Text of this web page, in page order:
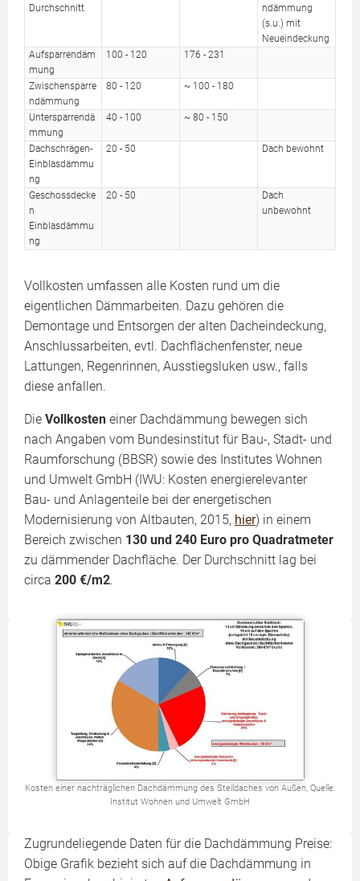
Durchschnitt
ndämmung
(s.u.) mit
Neueindeckung
Aufsparrendäm
mung
100 - 120 176 - 231
Zwischensparre
ndämmung
80 - 120 ~ 100 - 180
Untersparrendä
mmung
40 - 100 ~ 80 - 150
Dachschrägen-
Einblasdämmu
ng
20 - 50 Dach bewohnt
Geschossdecke
n
Einblasdämmu
ng
20 - 50
Dach
unbewohnt
Vollkosten umfassen alle Kosten rund um die
eigentlichen Dämmarbeiten. Dazu gehören die
Demontage und Entsorgen der alten Dacheindeckung,
Anschlussarbeiten, evtl. Dachflächenfenster, neue
Lattungen, Regenrinnen, Ausstiegsluken usw., falls
diese anfallen.
Die Vollkosten einer Dachdämmung bewegen sich
nach Angaben vom Bundesinstitut für Bau-, Stadt- und
Raumforschung (BBSR) sowie des Institutes Wohnen
und Umwelt GmbH (IWU: Kosten energierelevanter
Bau- und Anlagenteile bei der energetischen
Modernisierung von Altbauten, 2015, hier) in einem
Bereich zwischen 130 und 240 Euro pro Quadratmeter
zu dämmender Dachfläche. Der Durchschnitt lag bei
circa 200 €/m2.
Kosten einer nachträglichen Dachdämmung des Steildaches von Außen, Quelle:
Institut Wohnen und Umwelt GmbH
Zugrundeliegende Daten für die Dachdämmung Preise:
Obige Grafik bezieht sich auf die Dachdämmung in